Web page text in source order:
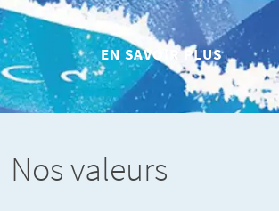
EN SAVOIR PLUS
Nos valeurs